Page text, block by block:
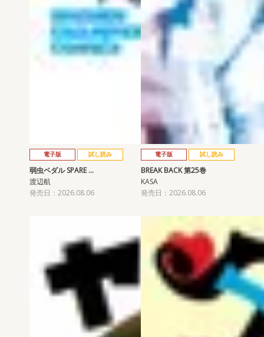
電子版 試し読み
弱虫ペダル SPARE …
渡辺航
発売日：2026.08.06
電子版 試し読み
BREAK BACK 第25巻
KASA
発売日：2026.08.06